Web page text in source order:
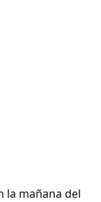
la mañana del